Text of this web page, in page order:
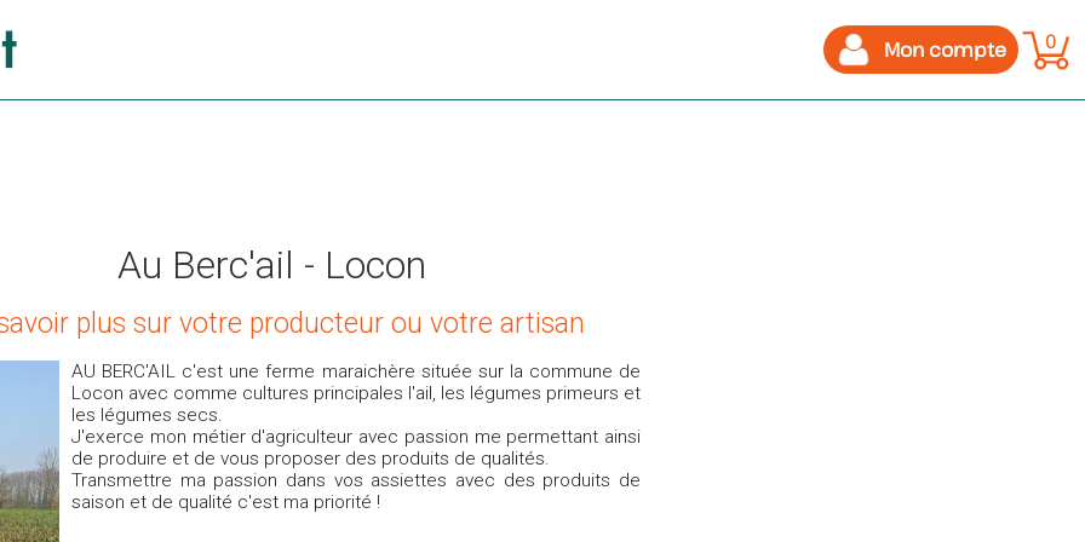
Mon compte 0
Au Berc'ail - Locon
plus sur votre producteur ou votre artisan
AU BERC'AIL c'est une ferme maraichère située sur la commune de
Locon avec comme cultures principales l'ail, les légumes primeurs et
les légumes secs.
J'exerce mon métier d'agriculteur avec passion me permettant ainsi
de produire et de vous proposer des produits de qualités.
Transmettre ma passion dans vos assiettes avec des produits de
saison et de qualité c'est ma priorité !